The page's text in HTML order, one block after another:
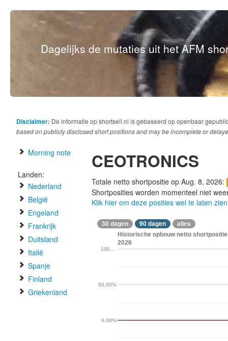
Dagelijks de mutaties uit het AFM
Disclaimer: De informatie op shortsell.nl is gebaseerd op openbaar
based on publicly disclosed short positions and may be incomplete or
Morning note
Landen:
Nederland
België
Engeland
Frankrijk
Duitsland
Italië
Spanje
Finland
Griekenland
CEOTRONICS
Totale netto shortpositie op Aug. 8, 2026:
Shortposities worden momenteel niet
Klik hier om deze posities wel te laten zien
30 dagen 90 dagen alles
Historische opbouw netto shortpositie
2026
0.00%
50.00%
100.…